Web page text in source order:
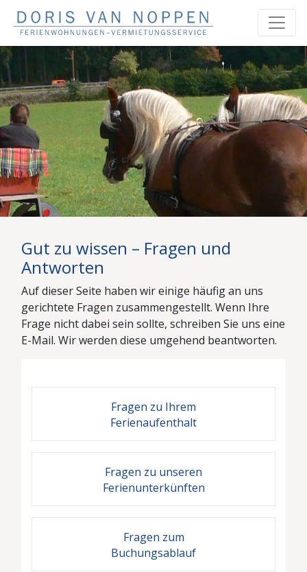
Gut zu wissen – Fragen und
Antworten
Auf dieser Seite haben wir einige häufig an uns
gerichtete Fragen zusammengestellt. Wenn Ihre
Frage nicht dabei sein sollte, schreiben Sie uns eine
E-Mail. Wir werden diese umgehend beantworten.
Fragen zu Ihrem
Ferienaufenthalt
Fragen zu unseren
Ferienunterkünften
Fragen zum
Buchungsablauf